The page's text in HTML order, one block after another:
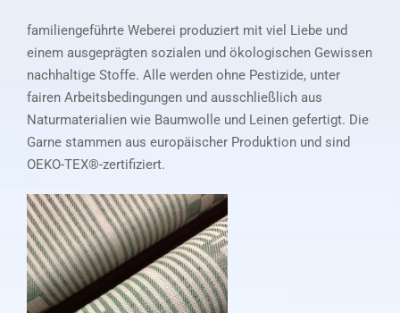
familiengeführte Weberei produziert mit viel Liebe und
einem ausgeprägten sozialen und ökologischen Gewissen
nachhaltige Stoffe. Alle werden ohne Pestizide, unter
fairen Arbeitsbedingungen und ausschließlich aus
Naturmaterialien wie Baumwolle und Leinen gefertigt. Die
Garne stammen aus europäischer Produktion und sind
OEKO-TEX®-zertifiziert.